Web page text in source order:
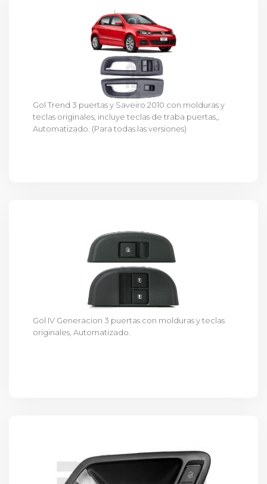
Gol Trend 3 puertas y Saveiro 2010 con molduras y
teclas originales, incluye teclas de traba puertas,,
Automatizado. (Para todas las versiones)
Gol IV Generacion 3 puertas con molduras y teclas
originales, Automatizado.